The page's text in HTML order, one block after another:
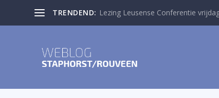
TRENDEND: Lezing Leusense Conferentie